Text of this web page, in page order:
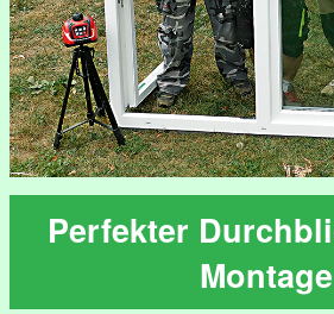
Perfekter
Montage